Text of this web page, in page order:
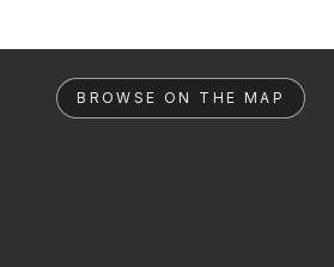
BROWSE ON THE MAP